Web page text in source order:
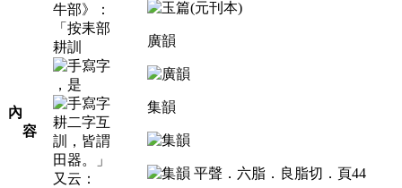
內
容
牛部》：
「按耒部
耕訓
，是
耕二字互
訓，皆謂
田器。」
又云：
廣韻
集韻